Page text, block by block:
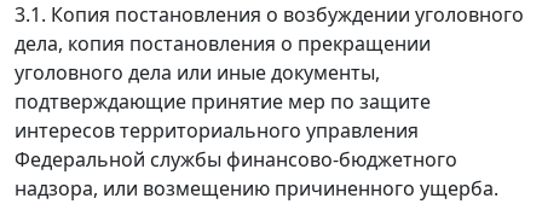
3.1. Копия постановления о возбуждении уголовного
дела, копия постановления о прекращении
уголовного дела или иные документы,
подтверждающие принятие мер по защите
интересов территориального управления
Федеральной службы финансово-бюджетного
надзора, или возмещению причиненного ущерба.